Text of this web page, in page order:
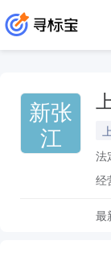
新张
江
法
经
最